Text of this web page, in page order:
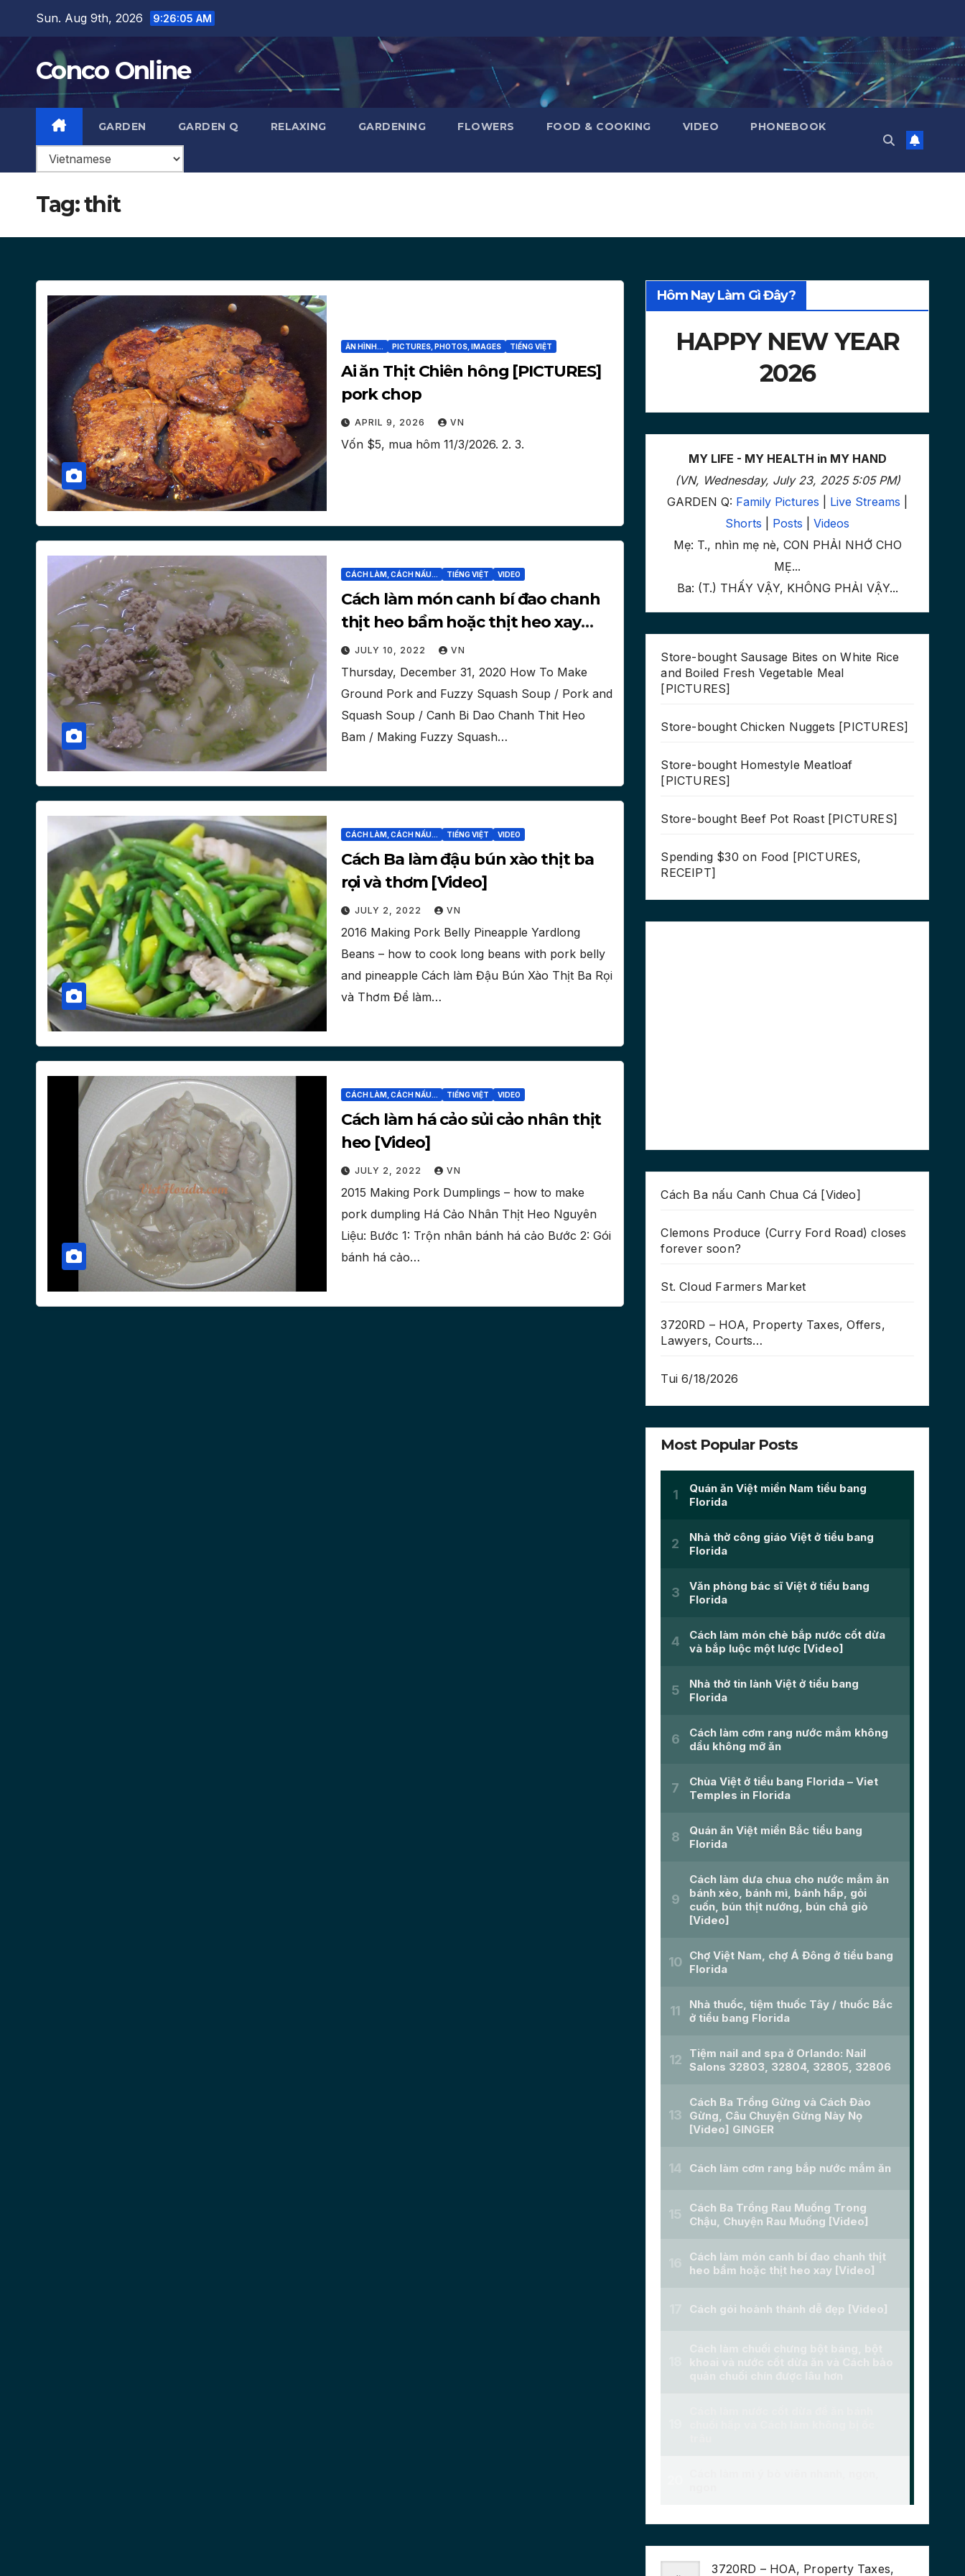
content
Sun. Aug 9th, 2026 9:26:07 AM
Conco Online
GARDEN GARDEN Q RELAXING GARDENING FLOWERS FOOD & COOKING VIDEO PHONEBOOK
Tag:thit
ĂN HÌNH... PICTURES, PHOTOS, IMAGES TIẾNG VIỆT
Ai ăn Thịt Chiên hông [PICTURES]
pork chop
APRIL 9, 2026 VN
Vốn $5, mua hôm 11/3/2026. 2. 3.
CÁCH LÀM, CÁCH NẤU... TIẾNG VIỆT VIDEO
Cách làm món canh bí đao chanh
thịt heo bầm hoặc thịt heo xay
[Video]
JULY 10, 2022 VN
Thursday, December 31, 2020 How To Make
Ground Pork and Fuzzy Squash Soup / Pork and
Squash Soup / Canh Bi Dao Chanh Thit Heo
Bam / Making Fuzzy Squash…
CÁCH LÀM, CÁCH NẤU... TIẾNG VIỆT VIDEO
Cách Ba làm đậu bún xào thịt ba
rọi và thơm [Video]
JULY 2, 2022 VN
2016 Making Pork Belly Pineapple Yardlong
Beans – how to cook long beans with pork belly
and pineapple Cách làm Đậu Bún Xào Thịt Ba Rọi
và Thơm Để làm…
CÁCH LÀM, CÁCH NẤU... TIẾNG VIỆT VIDEO
Cách làm há cảo sủi cảo nhân thịt
heo [Video]
JULY 2, 2022 VN
2015 Making Pork Dumplings – how to make
pork dumpling Há Cảo Nhân Thịt Heo Nguyên
Liệu: Bước 1: Trộn nhân bánh há cảo Bước 2: Gói
bánh há cảo…
Hôm Nay Làm Gì Đây?
HAPPY NEW YEAR
2026
MY LIFE - MY HEALTH in MY HAND
(VN, Wednesday, July 23, 2025 5:05 PM)
GARDEN Q: Family Pictures Live Streams
Shorts
Posts |Videos
Mẹ: T., nhìn mẹ nè, CON PHẢI NHỚ CHO
MẸ...
Ba: (T.) THẤY VẬY, KHÔNG PHẢI VẬY...
Store-bought Sausage Bites on White Rice
and Boiled Fresh Vegetable Meal
[PICTURES]
Store-bought Chicken Nuggets [PICTURES]
Store-bought Homestyle Meatloaf
[PICTURES]
Store-bought Beef Pot Roast [PICTURES]
Spending $30 on Food [PICTURES,
RECEIPT]
Cách Ba nấu Canh Chua Cá [Video]
Clemons Produce (Curry Ford Road) closes
forever soon?
St. Cloud Farmers Market
3720RD – HOA, Property Taxes, Offers,
Lawyers, Courts…
Tui 6/18/2026
Most Popular Posts
3720RD – HOA, Property Taxes,